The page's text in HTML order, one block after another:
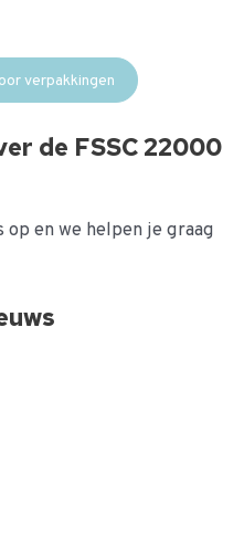
verpakkingen
de FSSC 22000
en we helpen je graag